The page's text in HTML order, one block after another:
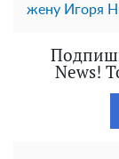
жену Игоря
News!